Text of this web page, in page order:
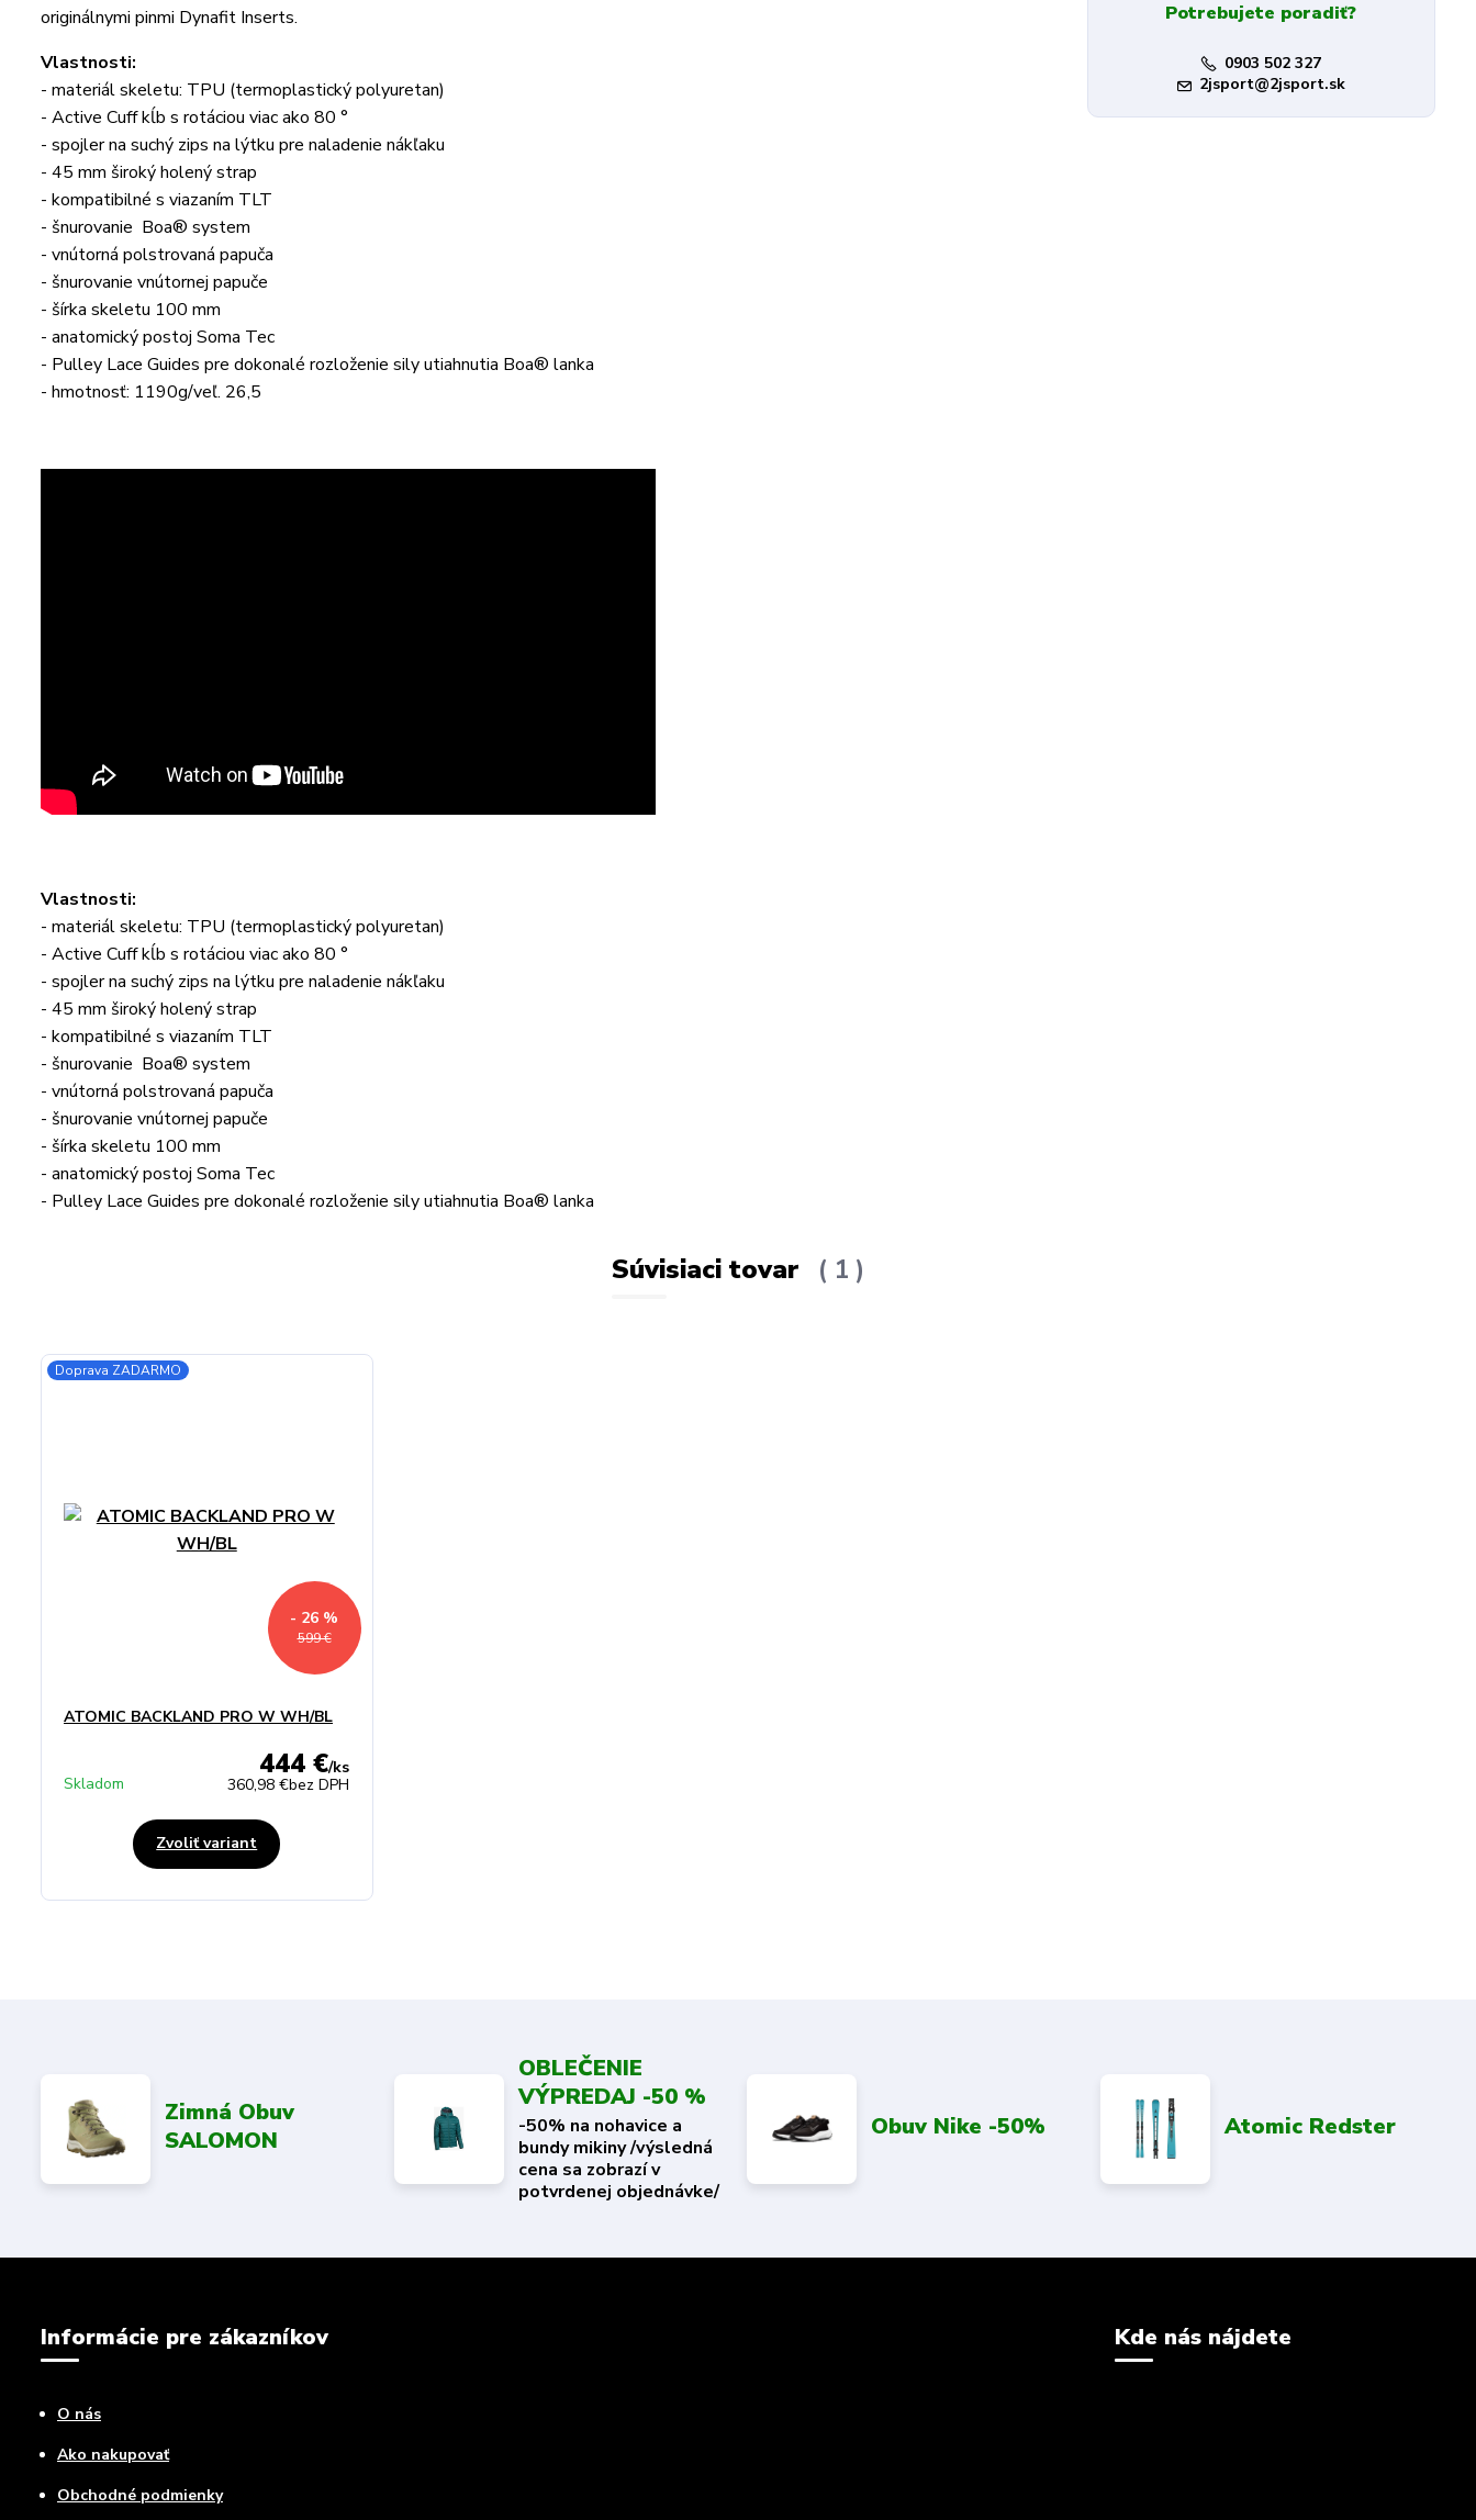
originálnymi pinmi Dynafit Inserts.
Vlastnosti:
- materiál skeletu: TPU (termoplastický polyuretan)
- Active Cuff kĺb s rotáciou viac ako 80 °
- spojler na suchý zips na lýtku pre naladenie nákľaku
- 45 mm široký holený strap
- kompatibilné s viazaním TLT
- šnurovanie Boa® system
- vnútorná polstrovaná papuča
- šnurovanie vnútornej papuče
- šírka skeletu 100 mm
- anatomický postoj Soma Tec
- Pulley Lace Guides pre dokonalé rozloženie sily utiahnutia Boa® lanka
- hmotnosť: 1190g/veľ. 26,5
Vlastnosti:
- materiál skeletu: TPU (termoplastický polyuretan)
- Active Cuff kĺb s rotáciou viac ako 80 °
- spojler na suchý zips na lýtku pre naladenie nákľaku
- 45 mm široký holený strap
- kompatibilné s viazaním TLT
- šnurovanie Boa® system
- vnútorná polstrovaná papuča
- šnurovanie vnútornej papuče
- šírka skeletu 100 mm
- anatomický postoj Soma Tec
- Pulley Lace Guides pre dokonalé rozloženie sily utiahnutia Boa® lanka
Potrebujete poradiť?
0903 502 327
2jsport@2jsport.sk
Súvisiaci tovar 1
Doprava ZADARMO
599 €
- 26 %
ATOMIC BACKLAND PRO W WH/BL
444 €/ks
360,98 €bez DPH
Skladom
Zvoliť variant
Zimná Obuv
SALOMON
OBLEČENIE
VÝPREDAJ -50 %
-50% na nohavice a
bundy mikiny /výsledná
cena sa zobrazí v
potvrdenej objednávke/
Obuv Nike -50% Atomic Redster
Informácie pre zákazníkov
O nás
Ako nakupovať
Obchodné podmienky
Kde nás nájdete